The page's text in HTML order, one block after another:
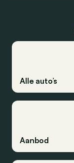
Alle auto’s
Aanbod